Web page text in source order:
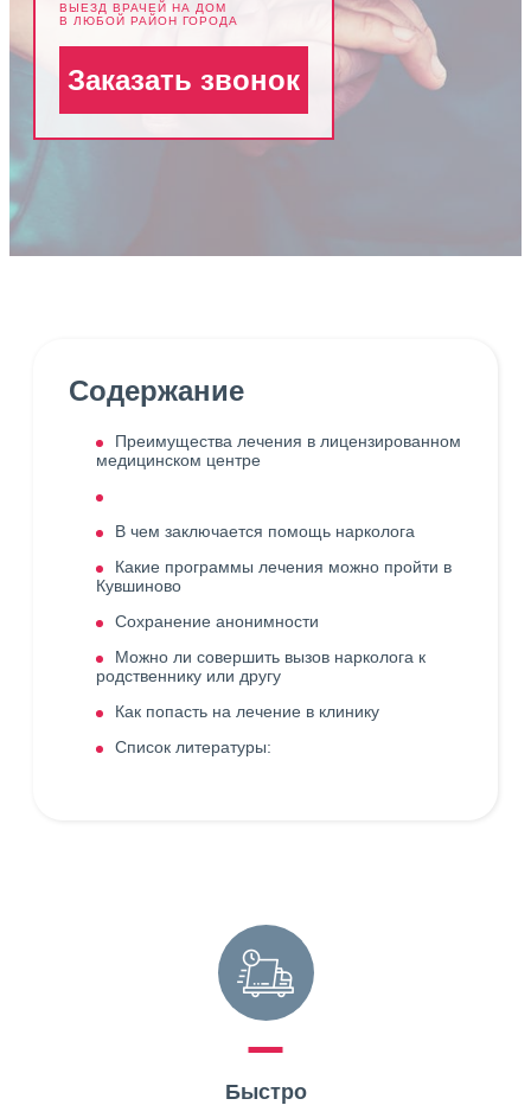
ВЫЕЗД ВРАЧЕЙ НА ДОМ
В ЛЮБОЙ РАЙОН ГОРОДА
Заказать звонок
Содержание
Преимущества лечения в лицензированном
медицинском центре
В чем заключается помощь нарколога
Какие программы лечения можно пройти в
Кувшиново
Сохранение анонимности
Можно ли совершить вызов нарколога к
родственнику или другу
Как попасть на лечение в клинику
Список литературы:
Быстро